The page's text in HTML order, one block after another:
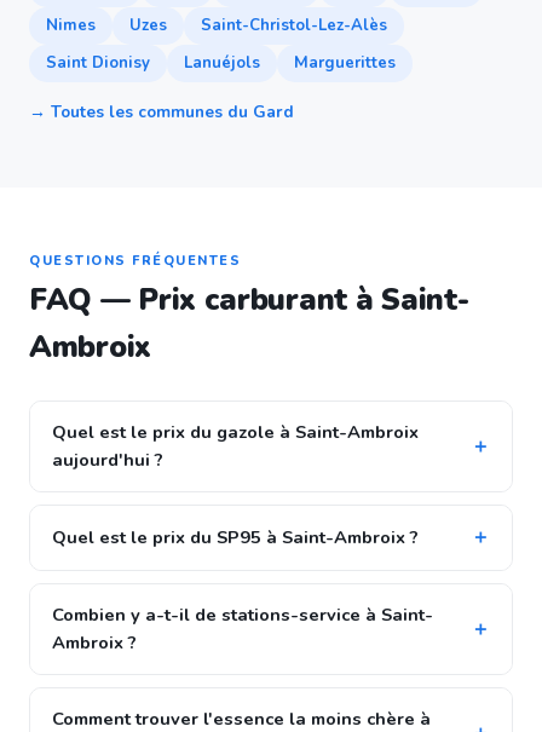
Nimes
Uzes
Saint-Christol-Lez-Alès
Saint Dionisy
Lanuéjols Marguerittes
→ Toutes les communes du Gard
QUESTIONS FRÉQUENTES
FAQ — Prix carburant à Saint-
Ambroix
Quel est le prix du gazole à Saint-Ambroix
aujourd'hui ?
Quel est le prix du SP95 à Saint-Ambroix ?
Combien y a-t-il de stations-service à Saint-
Ambroix ?
Comment trouver l'essence la moins chère à